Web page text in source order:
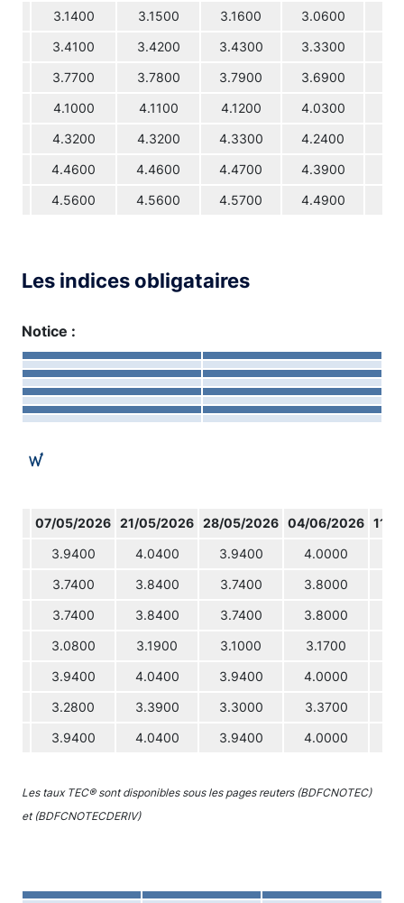
3.1400 3.1500 3.1600 3.0600
3.4100 3.4200 3.4300 3.3300
3.7700 3.7800 3.7900 3.6900
4.1000 4.1100 4.1200 4.0300
4.3200 4.3200 4.3300 4.2400
4.4600 4.4600 4.4700 4.3900
4.5600 4.5600 4.5700 4.4900
Les indices obligataires
Notice :
07/05/2026 21/05/2026 28/05/2026 04/06/2026 11/
3.9400 4.0400 3.9400 4.0000
3.7400 3.8400 3.7400 3.8000
3.7400 3.8400 3.7400 3.8000
3.0800 3.1900 3.1000 3.1700
3.9400 4.0400 3.9400 4.0000
3.2800 3.3900 3.3000 3.3700
3.9400 4.0400 3.9400 4.0000
Les taux TEC® sont disponibles sous les pages reuters (BDFCNOTEC)
et (BDFCNOTECDERIV)